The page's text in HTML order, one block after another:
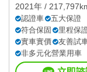
2021年 /
認證車
五大保證
符合保固
里程保
實車實價
友善試
非多元化營業用車